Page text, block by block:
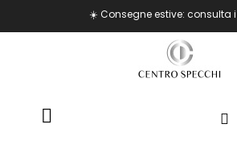
☀️ Consegne estive: consulta i